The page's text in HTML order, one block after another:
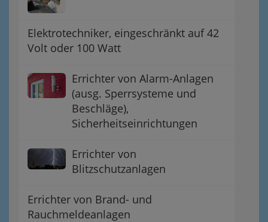
Elektrotechniker, eingeschränkt auf 42
Volt oder 100 Watt
Errichter von Alarm-Anlagen
(ausg. Sperrsysteme und
Beschläge),
Sicherheitseinrichtungen
Errichter von
Blitzschutzanlagen
Errichter von Brand- und
Rauchmeldeanlagen